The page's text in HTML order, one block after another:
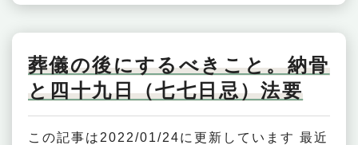
葬儀の後にするべきこと。納骨
と四十九日（七七日忌）法要
この記事は2022/01/24に更新しています 最近